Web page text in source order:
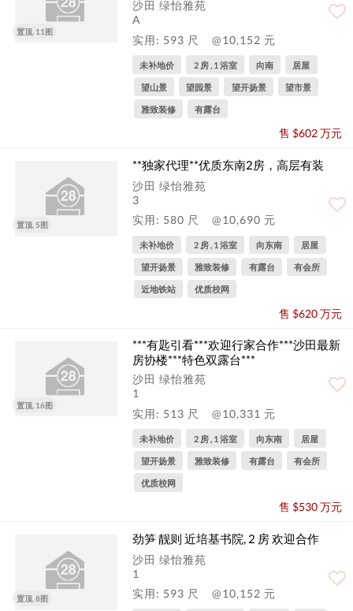
置顶, 11图
沙田 绿怡雅苑
A
实用: 593 尺
@10,152 元
未补地价 2 房 , 1 浴室 向南 居屋
望山景 望园景 望开扬景 望市景
雅致装修 有露台
售 $602 万元
置顶, 5图
**独家代理**优质东南2房，高层有装
沙田 绿怡雅苑
3
实用: 580 尺
@10,690 元
未补地价 2 房 , 1 浴室 向东南 居屋
望开扬景 雅致装修 有露台 有会所
近地铁站 优质校网
售 $620 万元
置顶, 16图
***有匙引看***欢迎行家合作***沙田最新
房协楼***特色双露台***
沙田 绿怡雅苑
1
实用: 513 尺
@10,331 元
未补地价 2 房 , 1 浴室 向东南 居屋
望开扬景 雅致装修 有露台 有会所
优质校网
售 $530 万元
置顶, 8图
劲笋 靓则 近培基书院, 2 房 欢迎合作
沙田 绿怡雅苑
1
实用: 593 尺
@10,152 元